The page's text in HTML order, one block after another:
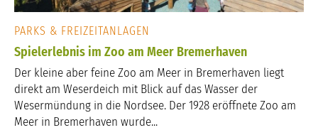
PARKS & FREIZEITANLAGEN
Spielerlebnis im Zoo am Meer Bremerhaven
Der kleine aber feine Zoo am Meer in Bremerhaven liegt
direkt am Weserdeich mit Blick auf das Wasser der
Wesermündung in die Nordsee. Der 1928 eröffnete Zoo am
Meer in Bremerhaven wurde...